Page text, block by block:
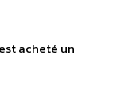
acheté un